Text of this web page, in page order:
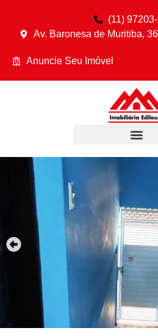
(11)
Av. Baronesa de Muritiba,
Anuncie Seu Imóvel